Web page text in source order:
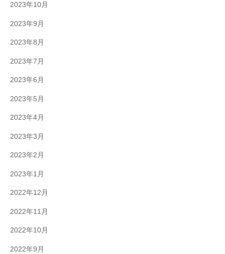
2023年10月
2023年9月
2023年8月
2023年7月
2023年6月
2023年5月
2023年4月
2023年3月
2023年2月
2023年1月
2022年12月
2022年11月
2022年10月
2022年9月